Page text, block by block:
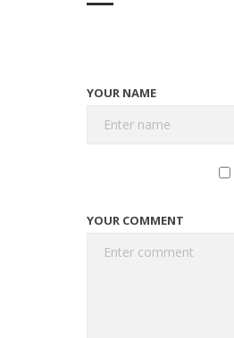
YOUR NAME
YOUR COMMENT